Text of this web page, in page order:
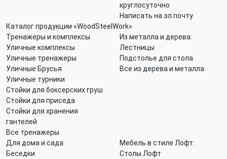
круглосуточно
Написать на эл.почту
Каталог продукции «WoodSteelWork»
Тренажеры и комплексы
Уличные комплексы
Уличные тренажеры
Уличные Брусья
Уличные турники
Стойки для боксерских груш
Стойки для приседа
Стойки для хранения
гантелей
Все тренажеры
Из металла и дерева:
Лестницы
Подстолье для стола
Все из дерева и металла
Для дома и сада:
Беседки
Мебель в стиле Лофт:
Столы Лофт